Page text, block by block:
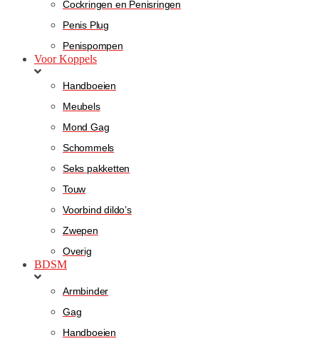
Cockringen en Penisringen
Penis Plug
Penispompen
Voor Koppels
Handboeien
Meubels
Mond Gag
Schommels
Seks pakketten
Touw
Voorbind dildo’s
Zwepen
Overig
BDSM
Armbinder
Gag
Handboeien